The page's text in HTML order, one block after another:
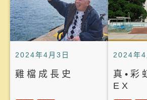
2024年4月3日
雞檔成長史
2024年4
真•彩
EX